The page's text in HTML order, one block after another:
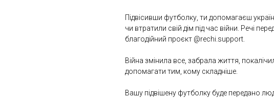
Підвісивши футболку, ти допомагаєш
чи втратили свій дім під час війни. Речі
благодійний проєкт @rechi.support.
Війна змінила все, забрала життя,
допомагати тим, кому складніше.
Вашу підвішену футболку буде передано